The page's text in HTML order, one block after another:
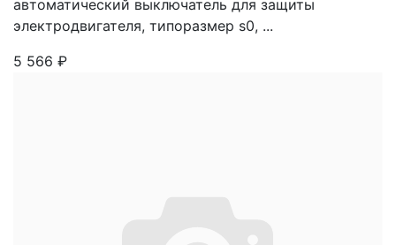
автоматический выключатель для защиты
электродвигателя, типоразмер s0, ...
5 566 ₽